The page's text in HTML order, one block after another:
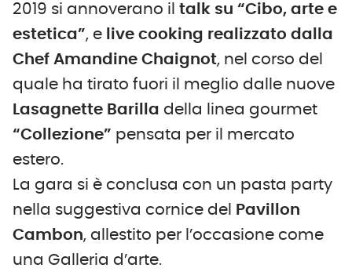
2019 si annoverano il talk su “Cibo, arte e
estetica”, e live cooking realizzato dalla
Chef Amandine Chaignot, nel corso del
quale ha tirato fuori il meglio dalle nuove
Lasagnette Barilla della linea gourmet
“Collezione” pensata per il mercato
estero.
La gara si è conclusa con un pasta party
nella suggestiva cornice del
Pavillon
Cambon, allestito per l’occasione come
una Galleria d’arte.